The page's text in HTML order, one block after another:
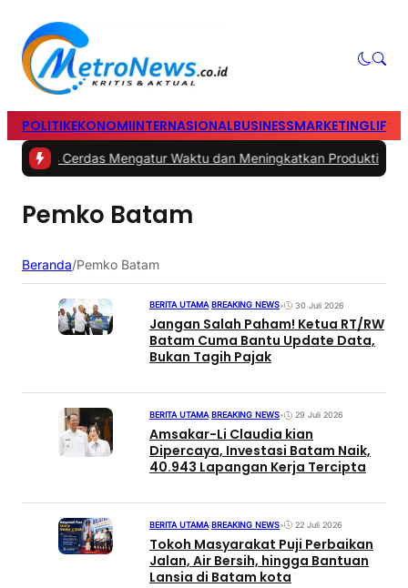
POLITIKEKONOMIINTERNASIONALBUSINESSMARKETING
Tips Cerdas Mengatur Waktu dan Meningkatkan Produktivitas
Pemko Batam
Beranda/Pemko Batam
BERITA UTAMA BREAKING NEWS• 30 Juli 2026
Jangan Salah Paham! Ketua RT/RW
Batam Cuma Bantu Update Data,
Bukan Tagih Pajak
BERITA UTAMA BREAKING NEWS• 29 Juli 2026
Amsakar-Li Claudia kian
Dipercaya, Investasi Batam Naik,
40.943 Lapangan Kerja Tercipta
BERITA UTAMA BREAKING NEWS• 22 Juli 2026
Tokoh Masyarakat Puji Perbaikan
Jalan, Air Bersih, hingga Bantuan
Lansia di Batam kota